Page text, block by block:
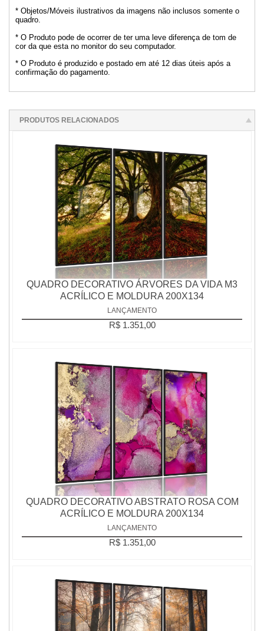
* Objetos/Móveis ilustrativos da imagens não inclusos somente o
quadro.
* O Produto pode de ocorrer de ter uma leve diferença de tom de
cor da que esta no monitor do seu computador.
* O Produto é produzido e postado em até 12 dias úteis após a
confirmação do pagamento.
PRODUTOS RELACIONADOS
QUADRO DECORATIVO ÁRVORES DA VIDA M3
ACRÍLICO E MOLDURA 200X134
LANÇAMENTO
R$ 1.351,00
QUADRO DECORATIVO ABSTRATO ROSA COM
ACRÍLICO E MOLDURA 200X134
LANÇAMENTO
R$ 1.351,00